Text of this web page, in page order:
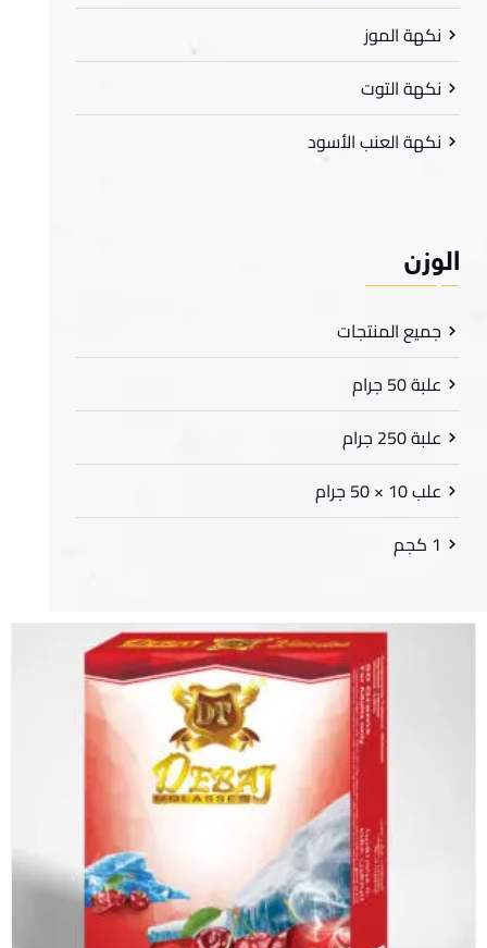
نكهة الموز
نكهة التوت
نكهة العنب الأسود
جميع المنتجات
علبة 50 جرام
علبة 250 جرام
علب 10 × 50 جرام